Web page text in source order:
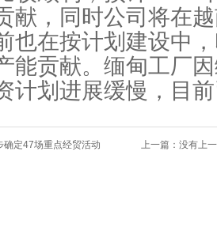
献，同时公司将在
也在按计划建设中
能贡献。缅甸工厂
计划进展缓慢，目
确定47场重点经贸活动 上一篇：没有上一